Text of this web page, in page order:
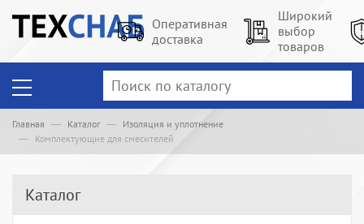
Оперативная
доставка
Широкий
выбор
товаров
Главная Каталог
Изоляция и уплотнение
Комплектующие для смесителей
Каталог